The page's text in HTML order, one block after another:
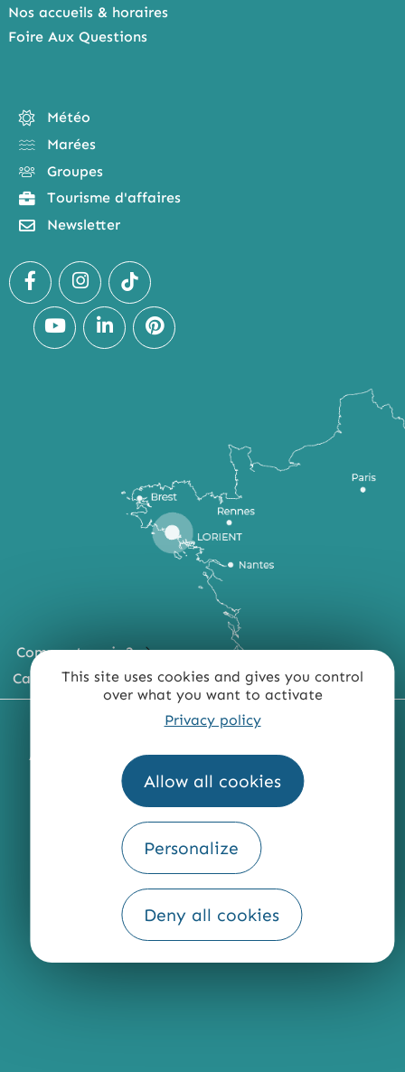
This site uses cookies and gives you control
over what you want to activate
Privacy policy
Allow all cookies
Personalize
Deny all cookies
Nos accueils & horaires
Foire Aux Questions
Météo
Marées
Groupes
Tourisme d'affaires
Newsletter
Comment venir ?
Carte du territoire
MENTIONS LÉGALES PLAN DU SITE
ACCESSIBILITÉ : NON CONFORME PRESSE
QUI SOMMES-NOUS ?
Fourni par
Traduction